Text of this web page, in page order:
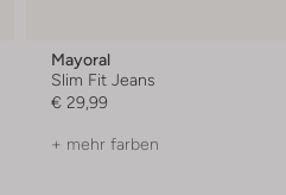
Mayoral
Slim Fit Jeans
€ 29,99
+ mehr farben